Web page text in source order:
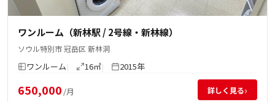
ワンルーム（新林駅 / 2号線・新林線）
ソウル特別市 冠岳区 新林洞
ワンルーム 16㎡ 2015年
650,000 /月 詳しく見る›